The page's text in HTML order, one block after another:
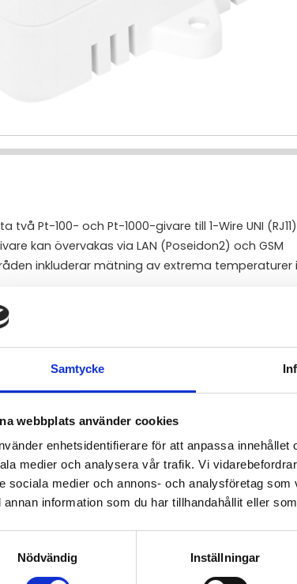
Samtycke
webbplats använder cookies
enhetsidentifierare för att anpassa
medier och analysera vår trafik. Vi
sociala medier och annons- och analysföretag
annan information som du har tillhandahållit eller
Nödvändig
Inställningar
Pt-100- och Pt-1000-givare till 1-Wire UNI
kan övervakas via LAN (Poseidon2) och GSM
inkluderar mätning av extrema temperaturer i
användning